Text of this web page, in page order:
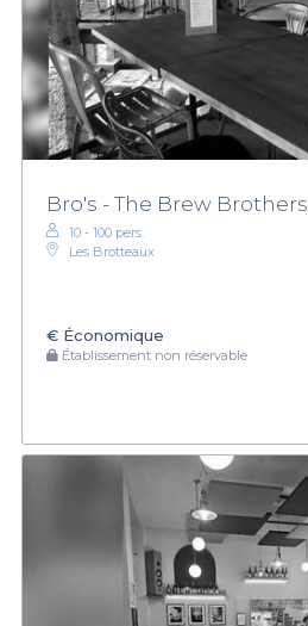
Bro's - The Brew Brothers
10 - 100 pers.
Les Brotteaux
€ Économique
Établissement non réservable